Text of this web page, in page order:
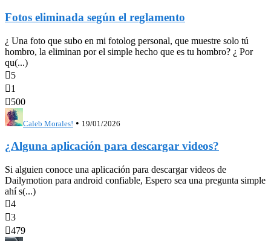
Fotos eliminada según el reglamento
¿ Una foto que subo en mi fotolog personal, que muestre solo tú
hombro, la eliminan por el simple hecho que es tu hombro? ¿ Por
qu(...)
5
1
500
Caleb Morales! • 19/01/2026
¿Alguna aplicación para descargar videos?
Si alguien conoce una aplicación para descargar videos de
Dailymotion para android confiable, Espero sea una pregunta simple
ahí s(...)
4
3
479